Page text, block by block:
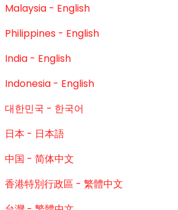
Malaysia - English
Philippines - English
India - English
Indonesia - English
대한민국 - 한국어
日本 - 日本語
中国 - 简体中文
香港特別行政區 - 繁體中文